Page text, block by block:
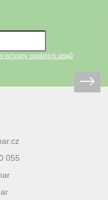
ochrany osobních údajů
055